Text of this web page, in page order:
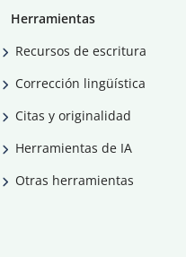
Herramientas
Recursos de escritura
Corrección lingüística
Citas y originalidad
Herramientas de IA
Otras herramientas